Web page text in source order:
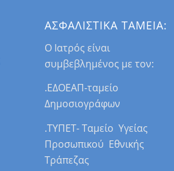
ΑΣΦΑΛΙΣΤΙΚΑ ΤΑΜΕΙΑ:
Ο Ιατρός είναι
συμβεβλημένος με τον:
.ΕΔΟΕΑΠ-ταμείο
Δημοσιογράφων
.ΤΥΠΕΤ- Ταμείο Υγείας
Προσωπικού Εθνικής
Τράπεζας